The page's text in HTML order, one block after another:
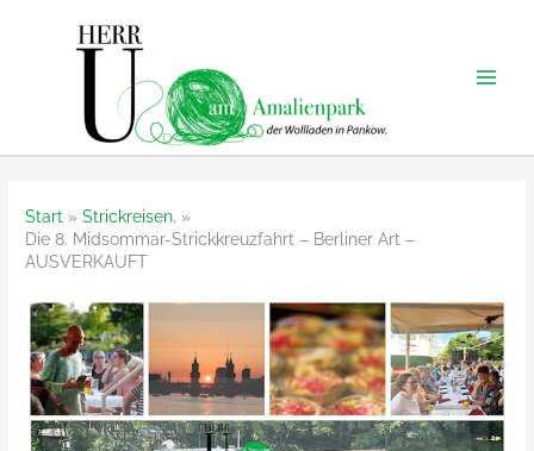
Start
Strickreisen.
Die 8. Midsommar-Strickkreuzfahrt – Berliner Art –
AUSVERKAUFT